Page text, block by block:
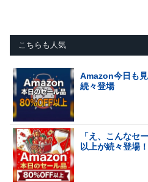
こちらも人気
Amazon今日も
続々登場
「え、こんなセ
以上が続々登場